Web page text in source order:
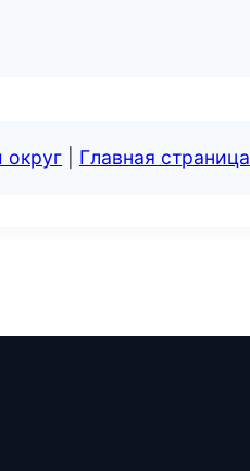
округ Главная страница